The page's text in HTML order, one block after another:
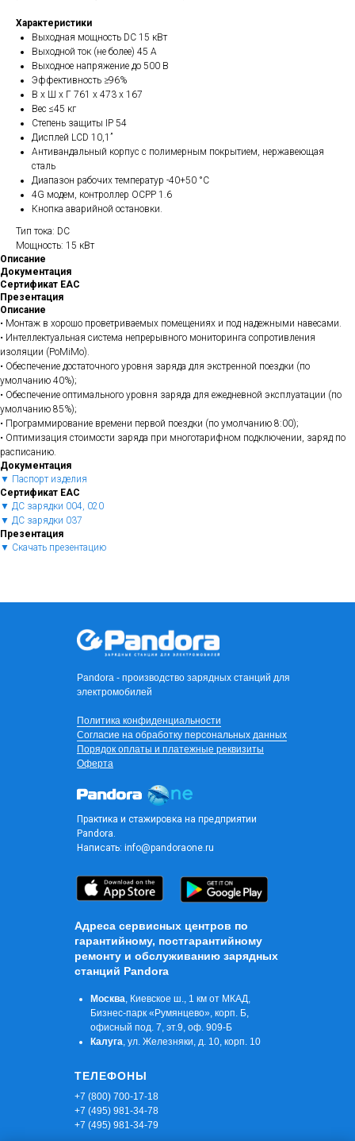
Характеристики
Выходная мощность DC 15 кВт
Выходной ток (не более) 45 А
Выходное напряжение до 500 В
Эффективность ≥96%
В х Ш х Г 761 х 473 х 167
Вес ≤45 кг
Степень защиты IP 54
Дисплей LCD 10,1”
Антивандальный корпус с полимерным покрытием, нержавеющая
сталь
Диапазон рабочих температур -40+50 °C
4G модем, контроллер OCPP 1.6
Кнопка аварийной остановки.
Тип тока: DC
Мощность: 15 кВт
Описание
Документация
Сертификат ЕАС
Презентация
Описание
• Монтаж в хорошо проветриваемых помещениях и под надежными навесами.
• Интеллектуальная система непрерывного мониторинга сопротивления
изоляции (PoMiMo).
• Обеспечение достаточного уровня заряда для экстренной поездки (по
умолчанию 40%);
• Обеспечение оптимального уровня заряда для ежедневной эксплуатации (по
умолчанию 85%);
• Программирование времени первой поездки (по умолчанию 8:00);
• Оптимизация стоимости заряда при многотарифном подключении, заряд по
расписанию.
Документация
▼ Паспорт изделия
Сертификат ЕАС
▼ ДС зарядки 004, 020
▼ ДС зарядки 037
Презентация
▼ Скачать презентацию
Pandora - производство зарядных станций для
электромобилей
Политика конфиденциальности
Согласие на обработку персональных данных
Порядок оплаты и платежные реквизиты
Оферта
ТЕЛЕФОНЫ
+7 (800) 700-17-18
+7 (495) 981-34-78
+7 (495) 981-34-79
Москва, Киевское ш., 1 км от МКАД,
Бизнес-парк «Румянцево», корп. Б,
офисный под. 7, эт.9, оф. 909-Б
Калуга, ул. Железняки, д. 10, корп. 10
Адреса сервисных центров по
гарантийному, постгарантийному
ремонту и обслуживанию зарядных
станций Pandora
Практика и стажировка на предприятии
Pandora.
Написать: info@pandoraone.ru